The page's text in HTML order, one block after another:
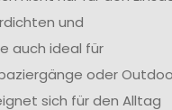
und
auch ideal für
oder
sich für den Alltag